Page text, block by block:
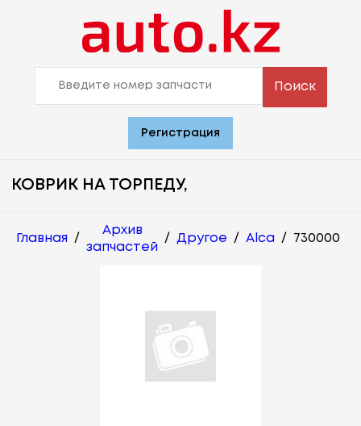
Поиск
Регистрация
КОВРИК НА ТОРПЕДУ,
Главная /
Архив
запчастей
/ Другое / Alca / 730000